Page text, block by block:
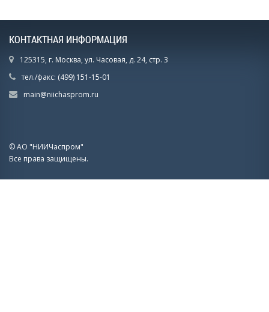
КОНТАКТНАЯ ИНФОРМАЦИЯ
125315, г. Москва, ул. Часовая, д. 24, стр. 3
тел./факс: (499) 151-15-01
main@niichasprom.ru
© АО "НИИЧаспром"
Все права защищены.